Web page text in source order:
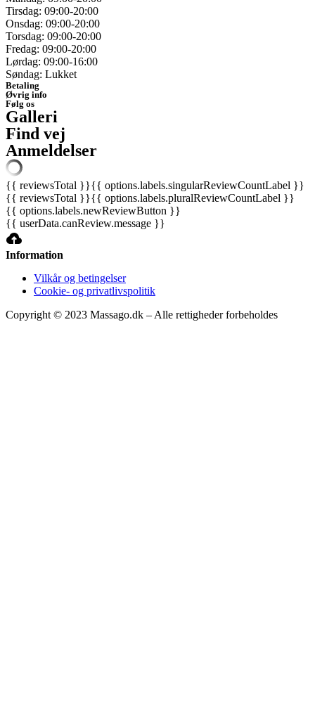
Tirsdag: 09:00-20:00
Onsdag: 09:00-20:00
Torsdag: 09:00-20:00
Fredag: 09:00-20:00
Lørdag: 09:00-16:00
Søndag: Lukket
Betaling
Øvrig info
Følg os
Galleri
Find vej
Anmeldelser
{{ reviewsTotal }}{{ options.labels.singularReviewCountLabel }}
{{ reviewsTotal }}{{ options.labels.pluralReviewCountLabel }}
{{ options.labels.newReviewButton }}
{{ userData.canReview.message }}
Information
Vilkår og betingelser
Cookie- og privatlivspolitik
Copyright © 2023 Massago.dk – Alle rettigheder forbeholdes